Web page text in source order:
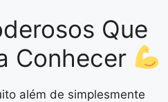
Que
Conhecer
além de simplesmente